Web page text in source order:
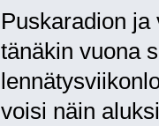
Puskaradion
tänäkin vuona
voisi näin